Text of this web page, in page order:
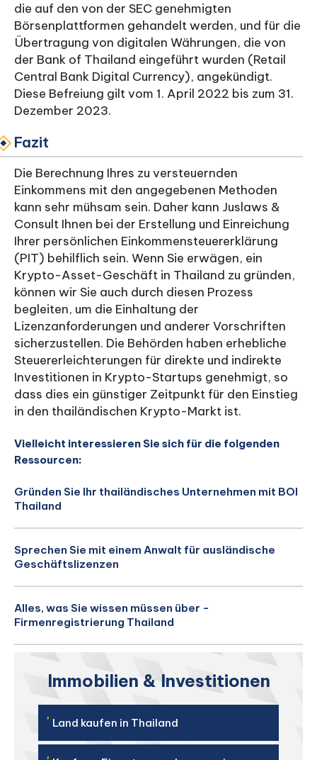
die auf den von der SEC genehmigten
Börsenplattformen gehandelt werden, und für die
Übertragung von digitalen Währungen, die von
der Bank of Thailand eingeführt wurden (Retail
Central Bank Digital Currency), angekündigt.
Diese Befreiung gilt vom 1. April 2022 bis zum 31.
Dezember 2023.
Fazit
Die Berechnung Ihres zu versteuernden
Einkommens mit den angegebenen Methoden
kann sehr mühsam sein. Daher kann Juslaws &
Consult Ihnen bei der Erstellung und Einreichung
Ihrer persönlichen Einkommensteuererklärung
(PIT) behilflich sein. Wenn Sie erwägen, ein
Krypto-Asset-Geschäft in Thailand zu gründen,
können wir Sie auch durch diesen Prozess
begleiten, um die Einhaltung der
Lizenzanforderungen und anderer Vorschriften
sicherzustellen. Die Behörden haben erhebliche
Steuererleichterungen für direkte und indirekte
Investitionen in Krypto-Startups genehmigt, so
dass dies ein günstiger Zeitpunkt für den Einstieg
in den thailändischen Krypto-Markt ist.
Vielleicht interessieren Sie sich für die folgenden
Ressourcen:
Gründen Sie Ihr thailändisches Unternehmen mit BOI
Thailand
Sprechen Sie mit einem Anwalt für ausländische
Geschäftslizenzen
Alles, was Sie wissen müssen über -
Firmenregistrierung Thailand
Immobilien & Investitionen
' Land kaufen in Thailand